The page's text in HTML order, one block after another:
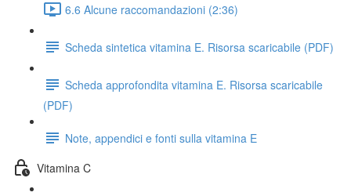
6.6 Alcune raccomandazioni (2:36)
Scheda sintetica vitamina E. Risorsa scaricabile (PDF)
Scheda approfondita vitamina E. Risorsa scaricabile
(PDF)
Note, appendici e fonti sulla vitamina E
Vitamina C